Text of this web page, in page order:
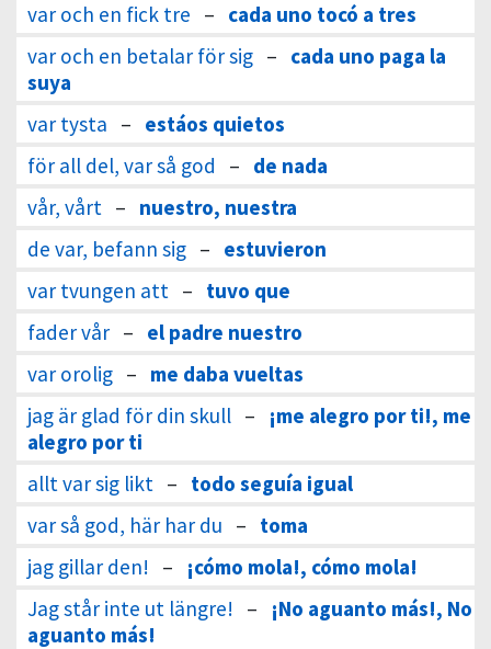
var och en fick tre – cada uno tocó a tres
var och en betalar för sig – cada uno paga la
suya
var tysta – estáos quietos
för all del, var så god
– de nada
vår, vårt – nuestro, nuestra
de var, befann sig – estuvieron
var tvungen att – tuvo que
fader vår – el padre nuestro
var orolig – me daba vueltas
jag är glad för din skull –
¡me alegro por ti!, me
alegro por ti
allt var sig likt – todo seguía igual
var så god, här har du – toma
jag gillar den! –
¡cómo mola!, cómo mola!
Jag står inte ut längre! –
¡No aguanto más!, No
aguanto más!